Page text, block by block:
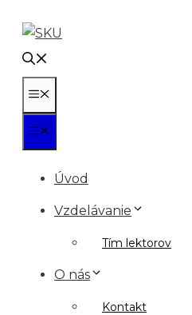
obsah
Menu
Menu
Úvod
Vzdelávanie
Tím lektorov
O nás
Kontakt